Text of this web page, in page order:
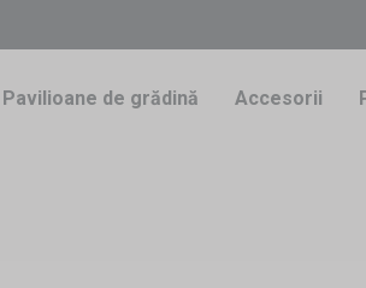
Pavilioane de grădină Accesorii